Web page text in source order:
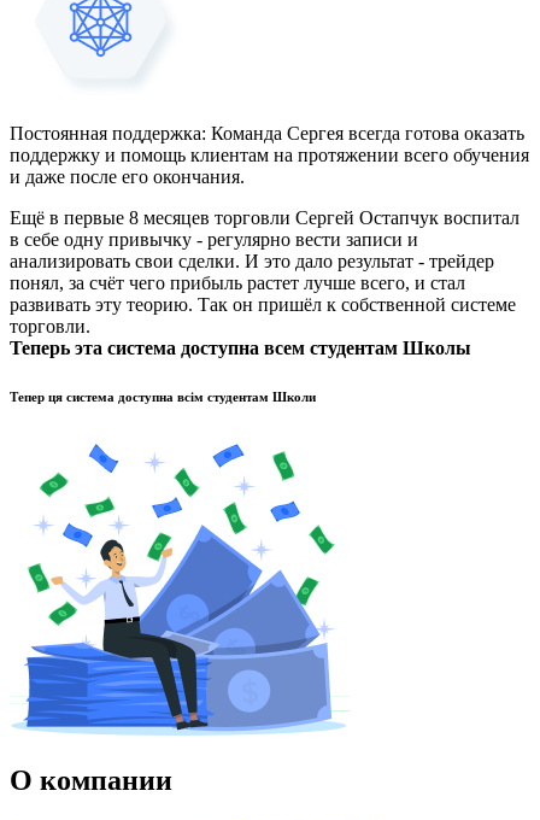
Постоянная поддержка: Команда Сергея всегда готова оказать
поддержку и помощь клиентам на протяжении всего обучения
и даже после его окончания.
Ещё в первые 8 месяцев торговли Сергей Остапчук воспитал
в себе одну привычку - регулярно вести записи и
анализировать свои сделки. И это дало результат - трейдер
понял, за счёт чего прибыль растет лучше всего, и стал
развивать эту теорию. Так он пришёл к собственной системе
торговли.
Теперь эта система доступна всем студентам Школы
Тепер ця система доступна всім студентам Школи
О компании